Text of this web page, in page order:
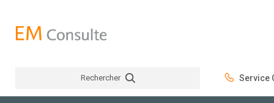
Rechercher Service